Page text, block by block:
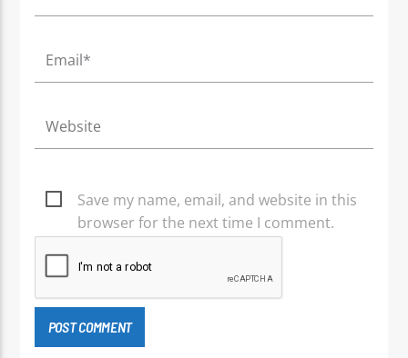
Save my name, email, and website in this
browser for the next time I comment.